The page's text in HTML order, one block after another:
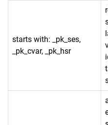
starts with: _pk_ses,
_pk_cvar, _pk_hsr